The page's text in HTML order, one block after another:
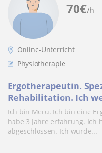
70€/h
Online-Unterricht
Physiotherapie
Ergotherapeutin.
Rehabilitation. Ich
ein bisschen Deutsch
Ich bin Meru. Ich bin eine
habe 3 Jahre erfahrung. Ich
abgeschlossen. Ich würde...